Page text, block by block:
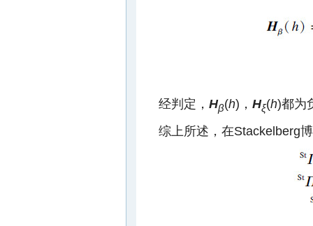
经判定， Hβ(h)， Hξ(h)都为
综上所述，在Stackelberg